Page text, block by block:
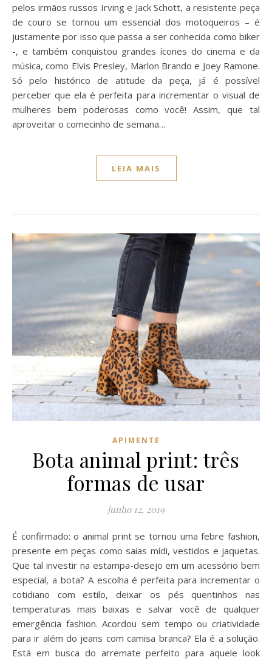
pelos irmãos russos Irving e Jack Schott, a resistente peça
de couro se tornou um essencial dos motoqueiros – é
justamente por isso que passa a ser conhecida como biker
-, e também conquistou grandes ícones do cinema e da
música, como Elvis Presley, Marlon Brando e Joey Ramone.
Só pelo histórico de atitude da peça, já é possível
perceber que ela é perfeita para incrementar o visual de
mulheres bem poderosas como você! Assim, que tal
aproveitar o comecinho de semana…
LEIA MAIS
APIMENTE
Bota animal print: três
formas de usar
junho 12, 2019
É confirmado: o animal print se tornou uma febre fashion,
presente em peças como saias mídi, vestidos e jaquetas.
Que tal investir na estampa-desejo em um acessório bem
especial, a bota? A escolha é perfeita para incrementar o
cotidiano com estilo, deixar os pés quentinhos nas
temperaturas mais baixas e salvar você de qualquer
emergência fashion. Acordou sem tempo ou criatividade
para ir além do jeans com camisa branca? Ela é a solução.
Está em busca do arremate perfeito para aquele look